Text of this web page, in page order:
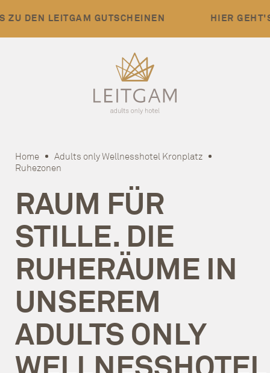
LEITGAM GUTSCHEINEN HIER GEHT'S ZU
Home
Adults only Wellnesshotel Kronplatz
Ruhezonen
RAUM FÜR
STILLE. DIE
RUHERÄUME IN
UNSEREM
ADULTS ONLY